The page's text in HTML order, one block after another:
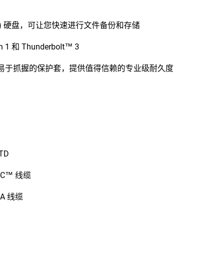
硬盘，可让您快速进行文件备份和存储
1 和 Thunderbolt™ 3
于抓握的保护套，提供值得信赖的专业级耐久度
C™ 线缆
线缆